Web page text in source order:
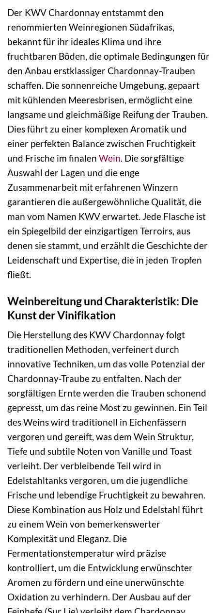
Der KWV Chardonnay entstammt den
renommierten Weinregionen Südafrikas,
bekannt für ihr ideales Klima und ihre
fruchtbaren Böden, die optimale Bedingungen für
den Anbau erstklassiger Chardonnay-Trauben
schaffen. Die sonnenreiche Umgebung, gepaart
mit kühlenden Meeresbrisen, ermöglicht eine
langsame und gleichmäßige Reifung der Trauben.
Dies führt zu einer komplexen Aromatik und
einer perfekten Balance zwischen Fruchtigkeit
und Frische im finalen Wein . Die sorgfältige
Auswahl der Lagen und die enge
Zusammenarbeit mit erfahrenen Winzern
garantieren die außergewöhnliche Qualität, die
man vom Namen KWV erwartet. Jede Flasche ist
ein Spiegelbild der einzigartigen Terroirs, aus
denen sie stammt, und erzählt die Geschichte der
Leidenschaft und Expertise, die in jeden Tropfen
fließt.
Weinbereitung und Charakteristik: Die
Kunst der Vinifikation
Die Herstellung des KWV Chardonnay folgt
traditionellen Methoden, verfeinert durch
innovative Techniken, um das volle Potenzial der
Chardonnay-Traube zu entfalten. Nach der
sorgfältigen Ernte werden die Trauben schonend
gepresst, um das reine Most zu gewinnen. Ein Teil
des Weins wird traditionell in Eichenfässern
vergoren und gereift, was dem Wein Struktur,
Tiefe und subtile Noten von Vanille und Toast
verleiht. Der verbleibende Teil wird in
Edelstahltanks vergoren, um die jugendliche
Frische und lebendige Fruchtigkeit zu bewahren.
Diese Kombination aus Holz und Edelstahl führt
zu einem Wein von bemerkenswerter
Komplexität und Eleganz. Die
Fermentationstemperatur wird präzise
kontrolliert, um die Entwicklung erwünschter
Aromen zu fördern und eine unerwünschte
Oxidation zu verhindern. Der Ausbau auf der